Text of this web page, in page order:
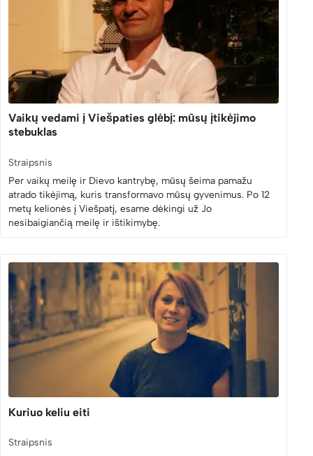
Vaikų vedami į Viešpaties glėbį: mūsų įtikėjimo
stebuklas
Straipsnis
Per vaikų meilę ir Dievo kantrybę, mūsų šeima pamažu
atrado tikėjimą, kuris transformavo mūsų gyvenimus. Po 12
metų kelionės į Viešpatį, esame dėkingi už Jo
nesibaigiančią meilę ir ištikimybę.
Kuriuo keliu eiti
Straipsnis